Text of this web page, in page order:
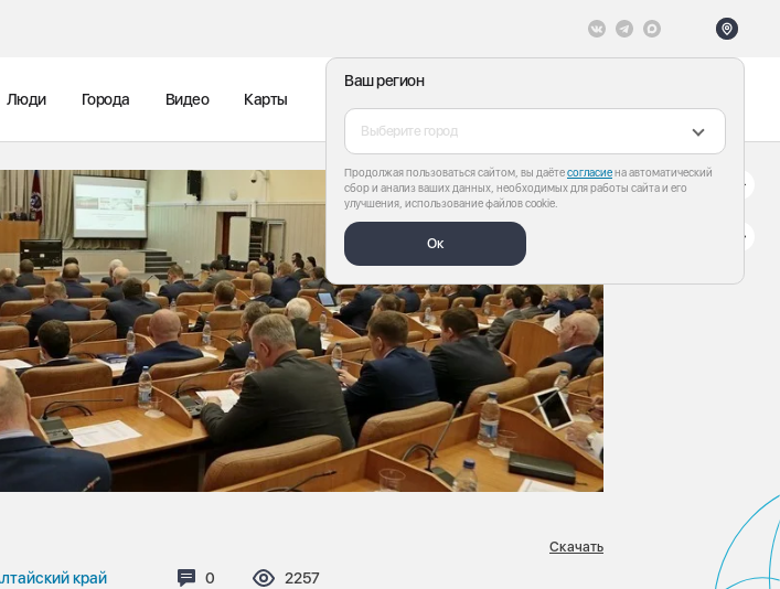
Ваш регион
Выберите город
Продолжая пользоваться сайтом, вы даётесогласиена автоматический
сбор и анализ ваших данных, необходимых для работы сайта и его
улучшения, использование файлов cookie.
Ок
Люди Города Видео Карты
край Комментариев:
0 Просмотров:
2257
Скачать